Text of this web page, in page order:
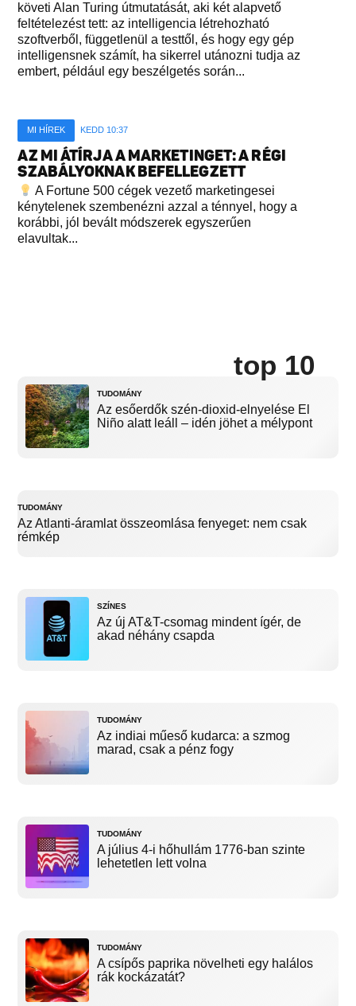
követi Alan Turing útmutatását, aki két alapvető
feltételezést tett: az intelligencia létrehozható
szoftverből, függetlenül a testtől, és hogy egy gép
intelligensnek számít, ha sikerrel utánozni tudja az
embert, például egy beszélgetés során...
MI HÍREK KEDD 10:37
AZ MI ÁTÍRJA A MARKETINGET: A RÉGI
SZABÁLYOKNAK BEFELLEGZETT
A Fortune 500 cégek vezető marketingesei
kénytelenek szembenézni azzal a ténnyel, hogy a
korábbi, jól bevált módszerek egyszerűen
elavultak...
top 10
TUDOMÁNY
Az esőerdők szén-dioxid-elnyelése El
Niño alatt leáll – idén jöhet a mélypont
TUDOMÁNY
Az Atlanti-áramlat összeomlása fenyeget: nem csak
rémkép
SZÍNES
Az új AT&T-csomag mindent ígér, de
akad néhány csapda
TUDOMÁNY
Az indiai műeső kudarca: a szmog
marad, csak a pénz fogy
TUDOMÁNY
A július 4-i hőhullám 1776-ban szinte
lehetetlen lett volna
TUDOMÁNY
A csípős paprika növelheti egy halálos
rák kockázatát?